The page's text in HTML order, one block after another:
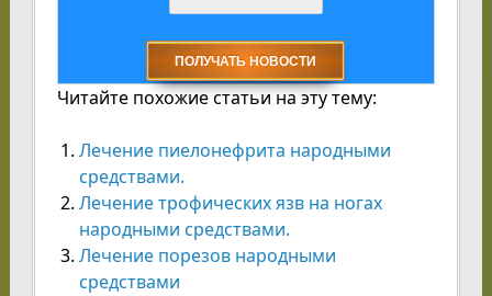
Читайте похожие статьи на эту тему:
Лечение пиелонефрита народными
средствами.
Лечение трофических язв на ногах
народными средствами.
Лечение порезов народными
средствами